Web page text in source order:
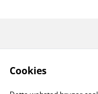
Kontakt
Cookies